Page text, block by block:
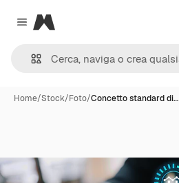
Close menu
Magnific
Home/Stock/Foto/Concetto standard di…